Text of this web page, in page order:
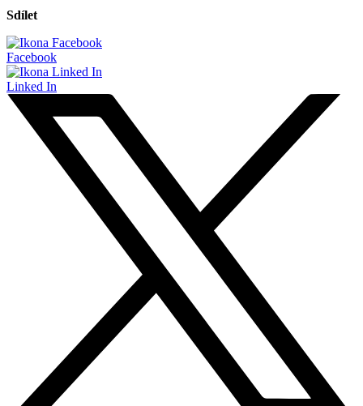
Sdílet
Facebook
Linked In